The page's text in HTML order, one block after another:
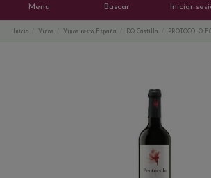
Menu Buscar Iniciar
Inicio Vinos Vinos resto España DO Castilla PROTOCOLO